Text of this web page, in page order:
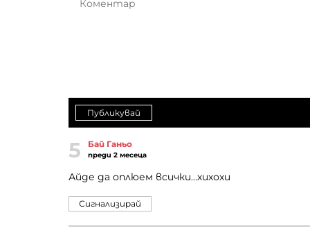
Публикувай
5 Бай Ганьо
преди 2 месеца
Айде да оплюем всички...хихохи
Сигнализирай